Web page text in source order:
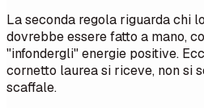
La seconda regola riguarda chi
dovrebbe essere fatto a mano,
"infondergli" energie positive.
cornetto laurea si riceve, non si
scaffale.